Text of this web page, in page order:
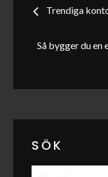
Trendiga
Så bygger du
SÖK